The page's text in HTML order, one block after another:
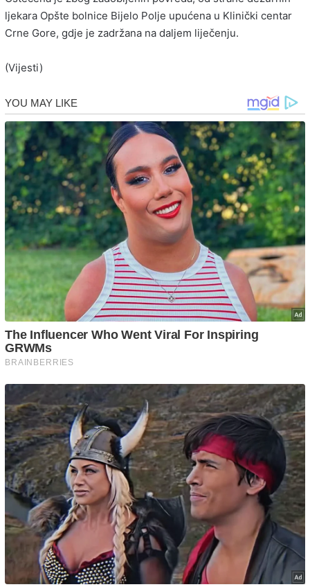
ljekara Opšte bolnice Bijelo Polje upućena u Klinički centar
Crne Gore, gdje je zadržana na daljem liječenju.
(Vijesti)